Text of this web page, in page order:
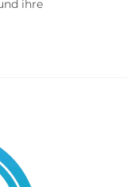
ihre